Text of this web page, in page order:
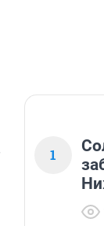
1